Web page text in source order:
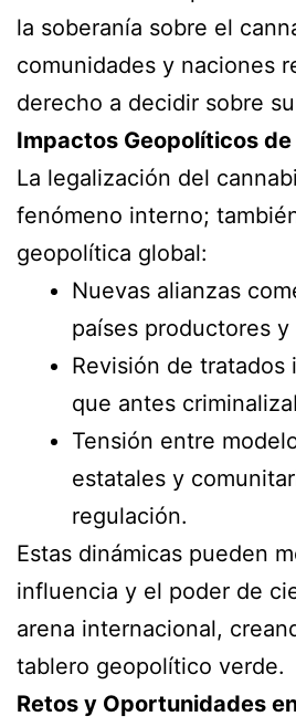
la soberanía sobre el
comunidades y naciones
derecho a decidir sobre
Impactos Geopolíticos
La legalización del
fenómeno interno;
geopolítica global:
Nuevas alianzas
países productores
Revisión de tratados
que antes
Tensión entre
estatales y
regulación.
Estas dinámicas pueden
influencia y el poder de
arena internacional,
tablero geopolítico verde.
Retos y Oportunidades